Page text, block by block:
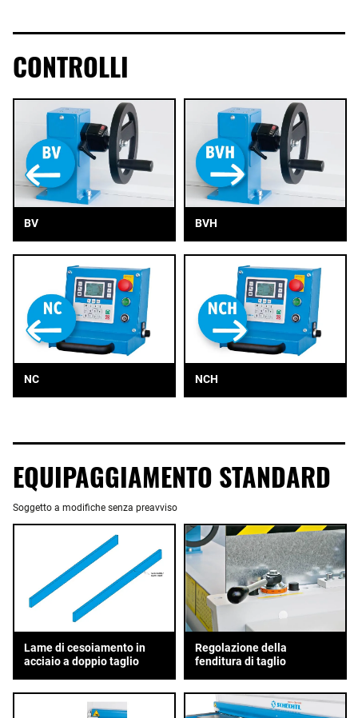
CONTROLLI
BV BVH
NC NCH
EQUIPAGGIAMENTO STANDARD
Soggetto a modifiche senza preavviso
Lame di cesoiamento in
acciaio a doppio taglio
Regolazione della
fenditura di taglio